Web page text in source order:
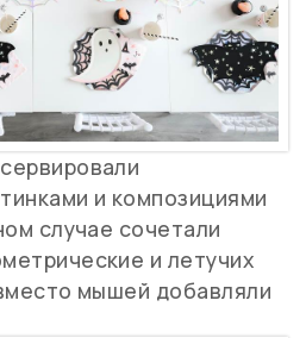
и композициями
случае сочетали
и летучих
мышей добавляли